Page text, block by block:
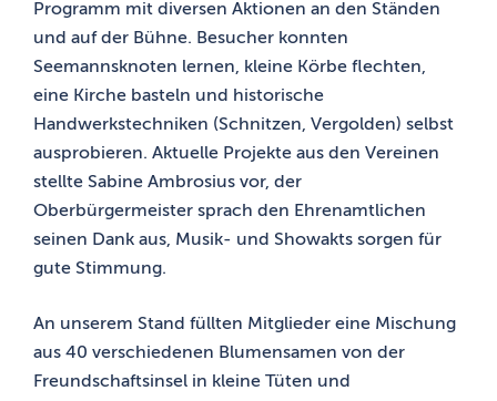
Programm mit diversen Aktionen an den Ständen
und auf der Bühne. Besucher konnten
Seemannsknoten lernen, kleine Körbe flechten,
eine Kirche basteln und historische
Handwerkstechniken (Schnitzen, Vergolden) selbst
ausprobieren. Aktuelle Projekte aus den Vereinen
stellte Sabine Ambrosius vor, der
Oberbürgermeister sprach den Ehrenamtlichen
seinen Dank aus, Musik- und Showakts sorgen für
gute Stimmung.
An unserem Stand füllten Mitglieder eine Mischung
aus 40 verschiedenen Blumensamen von der
Freundschaftsinsel in kleine Tüten und